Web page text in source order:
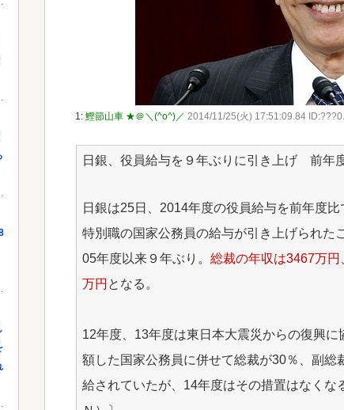
1: 鰹節山車 ★＠＼(^o^)／ 2014/11/25(火) 17:51:09.84
日銀、役員給与を９年ぶりに引き上げ 前年
日銀は25日、2014年度の役員給与を前年度比
特別職の国家公務員の給与が引き上げられた
05年度以来９年ぶり。 総裁の年収は3467万
万円 となる。
12年度、13年度は東日本大震災からの復興
額した国家公務員に併せて総裁が30％、副
給されていたが、14年度はその措置はなくな